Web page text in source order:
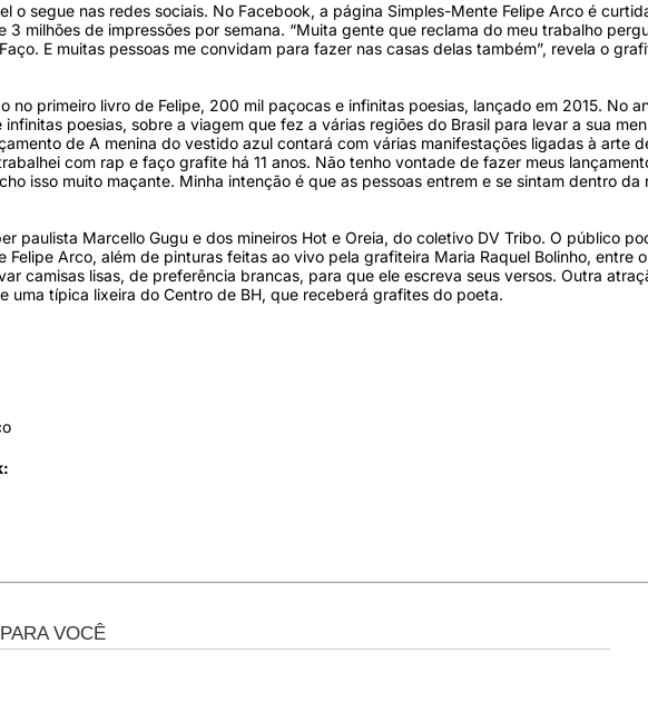
o segue nas redes sociais. No Facebook, a página Simples-Mente Felipe Arco é
3 milhões de impressões por semana. “Muita gente que reclama do meu trabalho
E muitas pessoas me convidam para fazer nas casas delas também”, revela o
no primeiro livro de Felipe, 200 mil paçocas e infinitas poesias, lançado em 2015. No
poesias, sobre a viagem que fez a várias regiões do Brasil para levar a sua
de A menina do vestido azul contará com várias manifestações ligadas à arte
com rap e faço grafite há 11 anos. Não tenho vontade de fazer meus
isso muito maçante. Minha intenção é que as pessoas entrem e se sintam dentro da
paulista Marcello Gugu e dos mineiros Hot e Oreia, do coletivo DV Tribo. O público
Arco, além de pinturas feitas ao vivo pela grafiteira Maria Raquel Bolinho, entre
camisas lisas, de preferência brancas, para que ele escreva seus versos. Outra
uma típica lixeira do Centro de BH, que receberá grafites do poeta.